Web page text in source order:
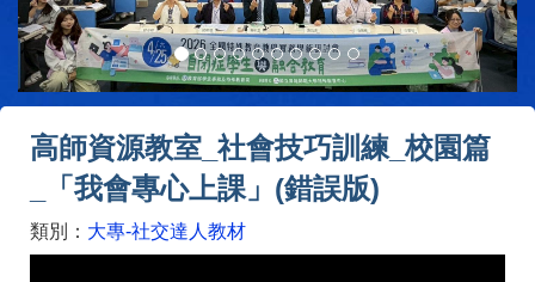
高師資源教室_社會技巧訓練_校園篇
_「我會專心上課」(錯誤版)
類別： 大專-社交達人教材